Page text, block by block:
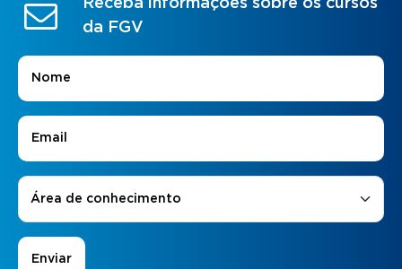
Receba informações sobre os cursos
da FGV
Nome
E-mail
Áreas de Interesse
Área de conhecimento